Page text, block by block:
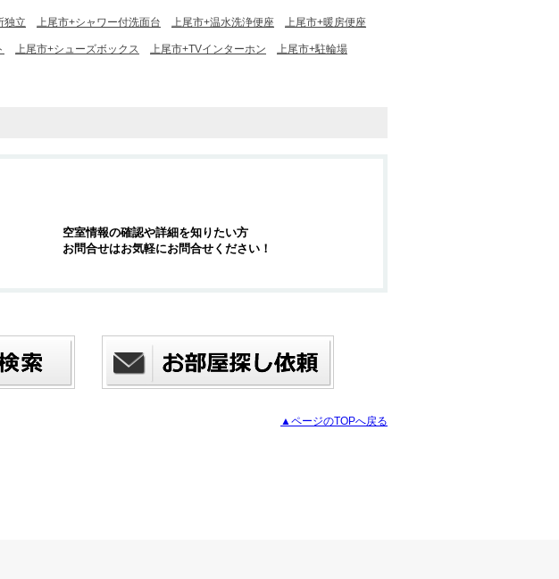
独立 上尾市+シャワー付洗面台 上尾市+温水洗浄便座 上尾市+暖房便座
上尾市+シューズボックス 上尾市+TVインターホン 上尾市+駐輪場
空室情報の確認や詳細を知りたい方
お問合せはお気軽にお問合せください！
▲ページのTOPへ戻る